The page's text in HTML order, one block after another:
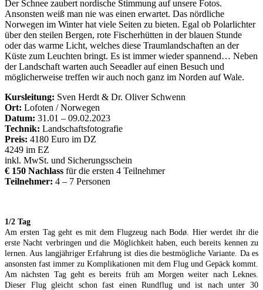
Der Schnee zaubert nordische Stimmung auf unsere Fotos.
Ansonsten weiß man nie was einen erwartet. Das nördliche
Norwegen im Winter hat viele Seiten zu bieten. Egal ob Polarlichter
über den steilen Bergen, rote Fischerhütten in der blauen Stunde
oder das warme Licht, welches diese Traumlandschaften an der
Küste zum Leuchten bringt. Es ist immer wieder spannend… Neben
der Landschaft warten auch Seeadler auf einen Besuch und
möglicherweise treffen wir auch noch ganz im Norden auf Wale.
Kursleitung: Sven Herdt & Dr. Oliver Schwenn
Ort: Lofoten / Norwegen
Datum: 31.01 – 09.02.2023
Technik: Landschaftsfotografie
Preis: 4180 Euro im DZ
4249 im EZ
inkl. MwSt. und Sicherungsschein
€ 150 Nachlass für die ersten 4 Teilnehmer
Teilnehmer: 4 – 7 Personen
1/2 Tag
Am ersten Tag geht es mit dem Flugzeug nach Bodø. Hier werdet ihr die
erste Nacht verbringen und die Möglichkeit haben, euch bereits kennen zu
lernen. Aus langjähriger Erfahrung ist dies die bestmögliche Variante. Da es
ansonsten fast immer zu Komplikationen mit dem Flug und Gepäck kommt.
Am nächsten Tag geht es bereits früh am Morgen weiter nach Leknes.
Dieser Flug gleicht schon fast einen Rundflug und ist nach unter 30